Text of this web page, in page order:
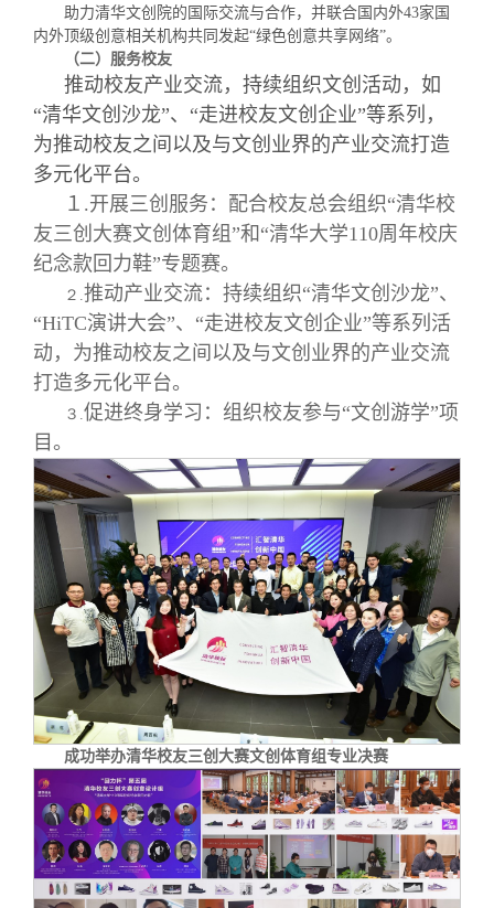
助力清华文创院的国际交流与合作，并联合国内外43家国
内外顶级创意相关机构共同发起“绿色创意共享网络”。
（二）服务校友
推动校友产业交流，持续组织文创活动，如
“清华文创沙龙”、“走进校友文创企业”等系列，
为推动校友之间以及与文创业界的产业交流打造
多元化平台。
１.开展三创服务：配合校友总会组织“清华校
友三创大赛文创体育组”和“清华大学110周年校庆
纪念款回力鞋”专题赛。
２.推动产业交流：持续组织“清华文创沙龙”、
“HiTC演讲大会”、“走进校友文创企业”等系列活
动，为推动校友之间以及与文创业界的产业交流
打造多元化平台。
３.促进终身学习：组织校友参与“文创游学”项
目。
成功举办清华校友三创大赛文创体育组专业决赛